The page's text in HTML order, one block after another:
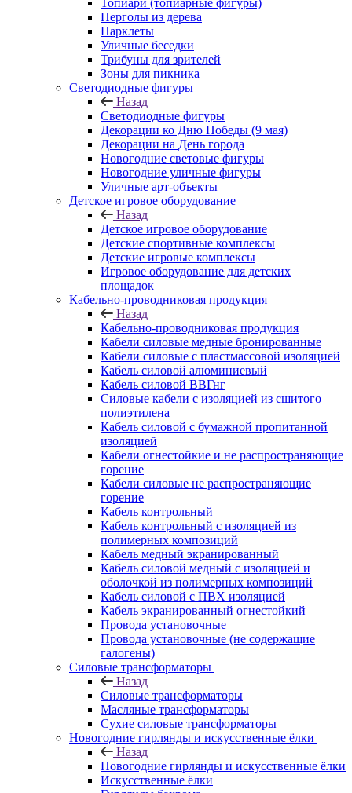
Топиари (топиарные фигуры)
Перголы из дерева
Парклеты
Уличные беседки
Трибуны для зрителей
Зоны для пикника
Светодиодные фигуры
Назад
Светодиодные фигуры
Декорации ко Дню Победы (9 мая)
Декорации на День города
Новогодние световые фигуры
Новогодние уличные фигуры
Уличные арт-объекты
Детское игровое оборудование
Назад
Детское игровое оборудование
Детские спортивные комплексы
Детские игровые комплексы
Игровое оборудование для детских
площадок
Кабельно-проводниковая продукция
Назад
Кабельно-проводниковая продукция
Кабели силовые медные бронированные
Кабели силовые с пластмассовой изоляцией
Кабель силовой алюминиевый
Кабель силовой ВВГнг
Силовые кабели с изоляцией из сшитого
полиэтилена
Кабель силовой с бумажной пропитанной
изоляцией
Кабели огнестойкие и не распространяющие
горение
Кабели силовые не распространяющие
горение
Кабель контрольный
Кабель контрольный с изоляцией из
полимерных композиций
Кабель медный экранированный
Кабель силовой медный с изоляцией и
оболочкой из полимерных композиций
Кабель силовой с ПВХ изоляцией
Кабель экранированный огнестойкий
Провода установочные
Провода установочные (не содержащие
галогены)
Силовые трансформаторы
Назад
Силовые трансформаторы
Масляные трансформаторы
Сухие силовые трансформаторы
Новогодние гирлянды и искусственные ёлки
Назад
Новогодние гирлянды и искусственные ёлки
Искусственные ёлки